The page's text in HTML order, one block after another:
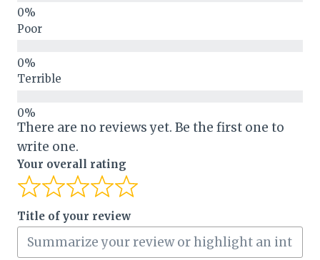
Poor
Terrible
There are no reviews yet. Be the first one to
write one.
Your overall rating
Title of your review